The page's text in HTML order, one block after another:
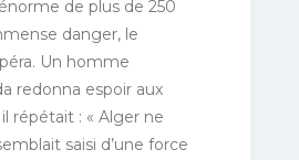
de plus de 250
danger, le
Un homme
redonna espoir aux
répétait : « Alger ne
saisi d’une force